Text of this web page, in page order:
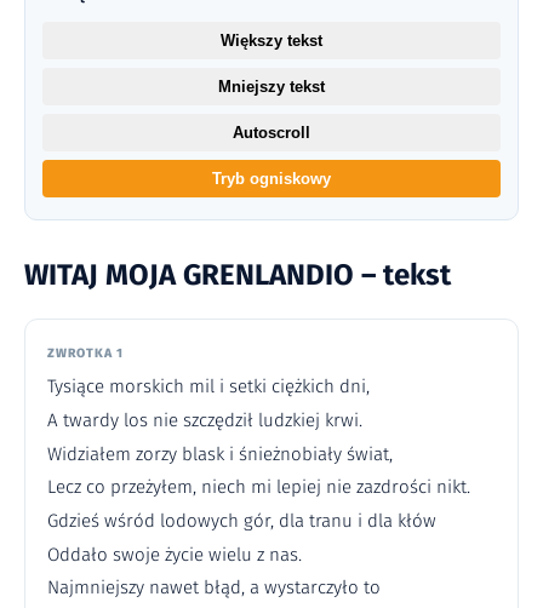
WITAJ MOJA GRENLANDIO – tekst
ZWROTKA 1
Tysiące morskich mil i setki ciężkich dni,
A twardy los nie szczędził ludzkiej krwi.
Widziałem zorzy blask i śnieżnobiały świat,
Lecz co przeżyłem, niech mi lepiej nie zazdrości nikt.
Gdzieś wśród lodowych gór, dla tranu i dla kłów
Oddało swoje życie wielu z nas.
Najmniejszy nawet błąd, a wystarczyło to
Większy tekst
Mniejszy tekst
Autoscroll
Tryb ogniskowy